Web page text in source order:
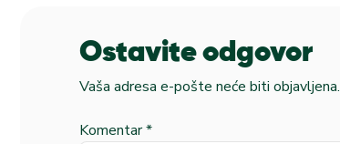
Ostavite odgovor
Vaša adresa e-pošte neće biti objavljena.
Komentar*